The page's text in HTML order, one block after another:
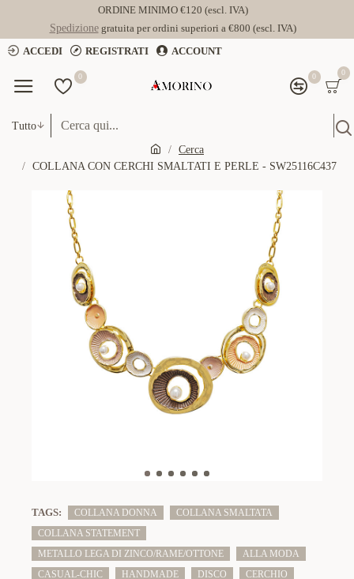
ORDINE MINIMO €120 (escl. IVA)
Spedizionegratuita per ordini superiori a €800 (escl. IVA)
ACCEDI
REGISTRATI ACCOUNT
0 0 0
Tutto
Cerca
COLLANA CON CERCHI SMALTATI E PERLE - SW25116C437
TAGS: COLLANA DONNA
COLLANA SMALTATA
COLLANA STATEMENT
METALLO LEGA DI ZINCO/RAME/OTTONE
ALLA MODA
CASUAL-CHIC
HANDMADE DISCO
CERCHIO